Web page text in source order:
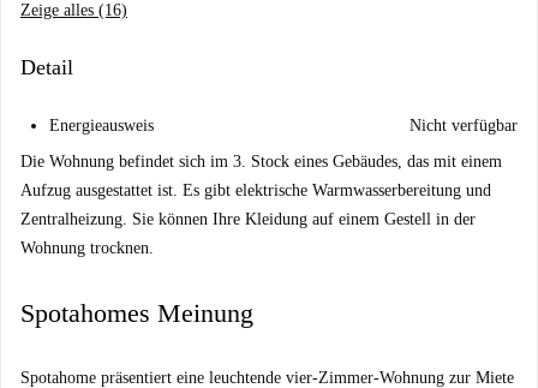
Zeige alles (16)
Detail
Energieausweis
Nicht verfügbar
Die Wohnung befindet sich im 3. Stock eines Gebäudes, das mit einem
Aufzug ausgestattet ist. Es gibt elektrische Warmwasserbereitung und
Zentralheizung. Sie können Ihre Kleidung auf einem Gestell in der
Wohnung trocknen.
Spotahomes Meinung
Spotahome präsentiert eine leuchtende vier-Zimmer-Wohnung zur Miete